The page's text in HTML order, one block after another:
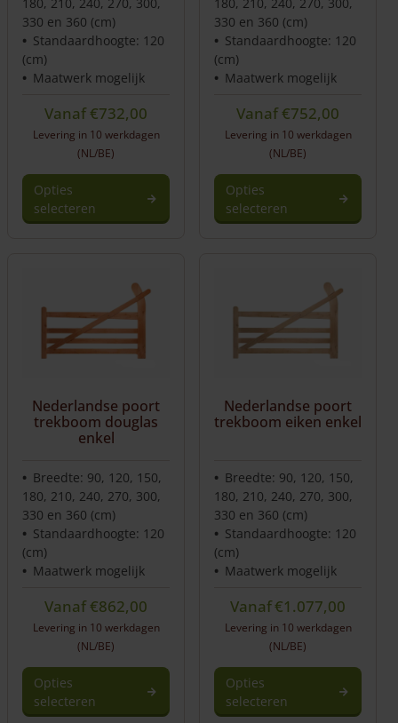
330 en 360 (cm)
Standaardhoogte: 120
(cm)
Maatwerk mogelijk
Vanaf€732,00
Levering in 10 werkdagen
(NL/BE)
Opties
selecteren
330 en 360 (cm)
Standaardhoogte: 120
(cm)
Maatwerk mogelijk
Vanaf€752,00
Levering in 10 werkdagen
(NL/BE)
Opties
selecteren
Nederlandse poort
trekboom douglas
enkel
Breedte: 90, 120, 150,
180, 210, 240, 270, 300,
330 en 360 (cm)
Standaardhoogte: 120
(cm)
Maatwerk mogelijk
Vanaf€862,00
Levering in 10 werkdagen
(NL/BE)
Opties
selecteren
Nederlandse poort
trekboom eiken enkel
Breedte: 90, 120, 150,
180, 210, 240, 270, 300,
330 en 360 (cm)
Standaardhoogte: 120
(cm)
Maatwerk mogelijk
Vanaf€1.077,00
Levering in 10 werkdagen
(NL/BE)
Opties
selecteren